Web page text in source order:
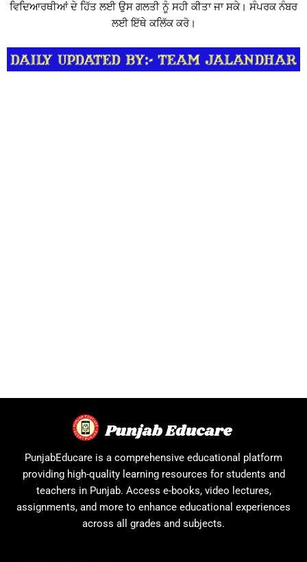
ਵਿਦਿਆਰਥੀਆਂ ਦੇ ਹਿੱਤ ਲਈ ਉਸ ਗਲਤੀ ਨੂੰ ਸਹੀ ਕੀਤਾ ਜਾ ਸਕੇ। ਸੰਪਰਕ ਨੰਬਰ
ਲਈ ਇੱਥੇ ਕਲਿੱਕ ਕਰੋ।
PunjabEducare is a comprehensive educational platform
providing high-quality learning resources for students and
teachers in Punjab. Access e-books, video lectures,
assignments, and more to enhance educational experiences
across all grades and subjects.